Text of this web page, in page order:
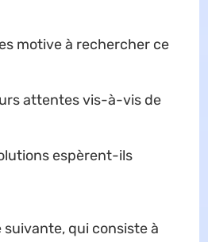
motive à rechercher ce
attentes vis-à-vis de
espèrent-ils
suivante, qui consiste à